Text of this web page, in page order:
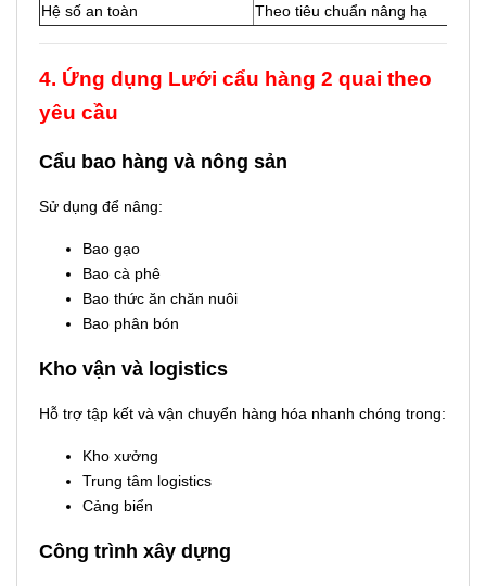
Hệ số an toàn
Theo tiêu chuẩn nâng hạ
4. Ứng dụng Lưới cẩu hàng 2 quai theo
yêu cầu
Cẩu bao hàng và nông sản
Sử dụng để nâng:
Bao gạo
Bao cà phê
Bao thức ăn chăn nuôi
Bao phân bón
Kho vận và logistics
Hỗ trợ tập kết và vận chuyển hàng hóa nhanh chóng trong:
Kho xưởng
Trung tâm logistics
Cảng biển
Công trình xây dựng